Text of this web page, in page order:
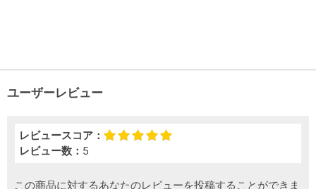
ユーザーレビュー
レビュースコア：
レビュー数： 5
この商品に対するあなたのレビューを投稿することができま